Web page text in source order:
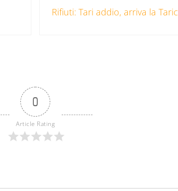
Rifiuti: Tari addio, arriva la Taric
0
Article Rating